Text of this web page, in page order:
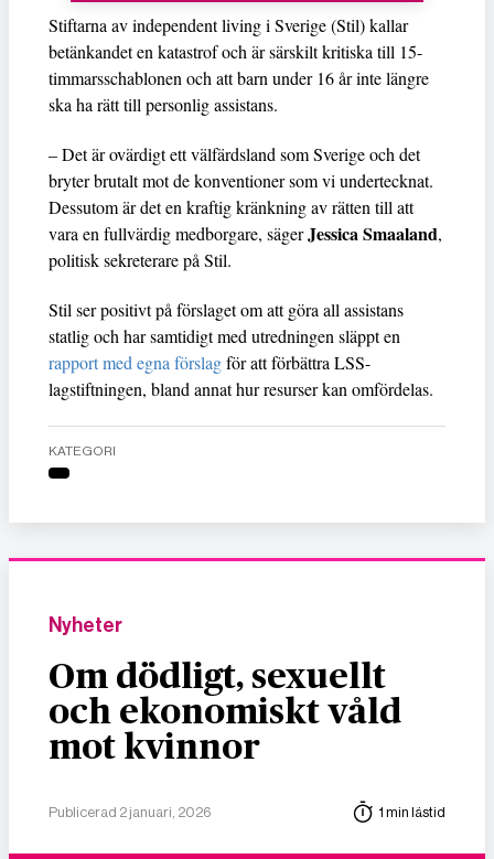
Stiftarna av independent living i Sverige (Stil) kallar
betänkandet en katastrof och är särskilt kritiska till 15-
timmarsschablonen och att barn under 16 år inte längre
ska ha rätt till personlig assistans.
– Det är ovärdigt ett välfärdsland som Sverige och det
bryter brutalt mot de konventioner som vi undertecknat.
Dessutom är det en kraftig kränkning av rätten till att
vara en fullvärdig medborgare, sägerJessica Smaaland,
politisk sekreterare på Stil.
Stil ser positivt på förslaget om att göra all assistans
statlig och har samtidigt med utredningen släppt en
rapport med egna förslagför att förbättra LSS-
lagstiftningen, bland annat hur resurser kan omfördelas.
KATEGORI
Nyheter
Om dödligt, sexuellt
och ekonomiskt våld
mot kvinnor
Publicerad 2 januari, 2026 1 min lästid